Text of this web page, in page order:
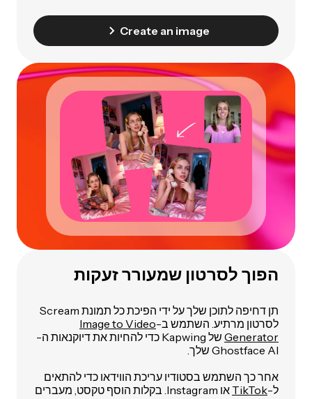
Create an image
הפוך לסרטון שמעורר זעקות
תן דחיפה לתוכן שלך על ידי הפיכת כל תמונת Scream
לסרטון מרתיע. השתמש ב-Image to Video
Generator
של Kapwing כדי להחיות את דיוקנאות ה-
Ghostface AI שלך.
אחר כך השתמש בסטודיו עריכת הווידאו כדי להתאים
ל-TikTok
או Instagram. בקלות הוסף טקסט, מעברים